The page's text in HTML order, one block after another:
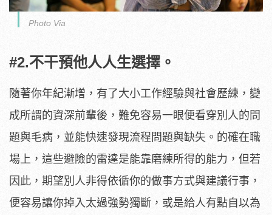
Photo Via
#2.不干預他人人生選擇。
隨著你年紀漸增，有了大小工作經驗與社會歷練，變
成所謂的資深前輩後，難免容易一眼便看穿別人的問
題與毛病，並能快速發現流程問題與缺失。的確在職
場上，這些避險的雷達是能靠磨練所得的能力，但若
因此，期望別人非得依循你的做事方式與建議行事，
便容易讓你掉入太過強勢獨斷，或是給人有點自以為